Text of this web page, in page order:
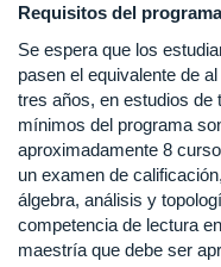
Requisitos del programa
Se espera que los
pasen el equivalente de
tres años, en estudios de
mínimos del programa
aproximadamente 8
un examen de
álgebra, análisis y
competencia de lectura
maestría que debe ser